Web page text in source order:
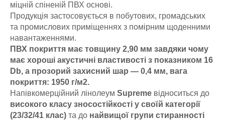
міцній спіненій ПВХ основі.
Продукція застосовується в побутових, громадських
та промислових приміщеннях з помірним щоденними
навантаженнями.
ПВХ покриття має товщину 2,90 мм завдяки чому
має хороші акустичні властивості з показником 16
Db, а прозорий захисний шар — 0,4 мм, вага
покриття: 1950 г/м2.
Напівкомерційний лінолеум Supreme відноситься до
високого класу зносостійкості у своїй категорії
(23/32/41 клас) та до найвищої групи стиранності